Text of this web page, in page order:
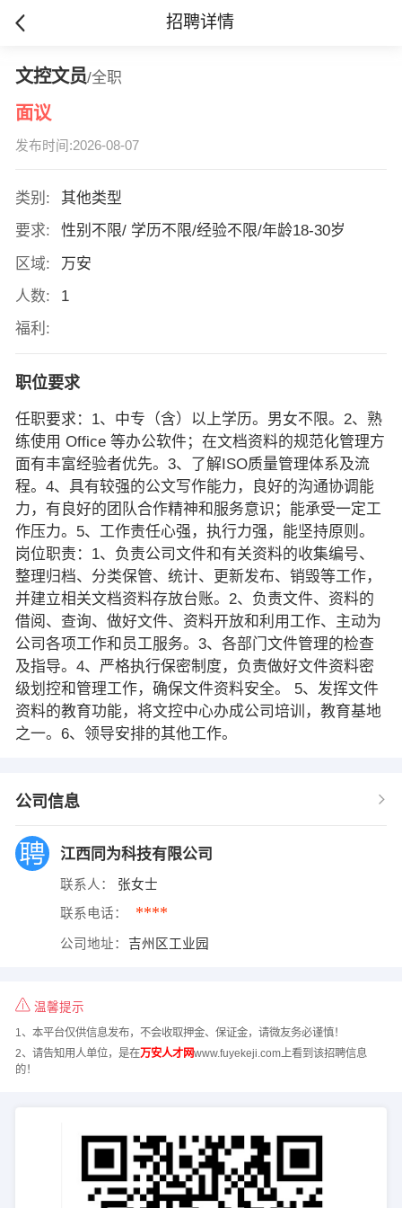
招聘详情
文控文员/全职
面议
发布时间:2026-08-07
类别:
其他类型
要求:
性别不限/ 学历不限/经验不限/年龄18-30岁
区域:
万安
人数:
1
福利:
职位要求
任职要求：1、中专（含）以上学历。男女不限。2、熟
练使用 Office 等办公软件；在文档资料的规范化管理方
面有丰富经验者优先。3、了解ISO质量管理体系及流
程。4、具有较强的公文写作能力，良好的沟通协调能
力，有良好的团队合作精神和服务意识；能承受一定工
作压力。5、工作责任心强，执行力强，能坚持原则。
岗位职责：1、负责公司文件和有关资料的收集编号、
整理归档、分类保管、统计、更新发布、销毁等工作，
并建立相关文档资料存放台账。2、负责文件、资料的
借阅、查询、做好文件、资料开放和利用工作、主动为
公司各项工作和员工服务。3、各部门文件管理的检查
及指导。4、严格执行保密制度，负责做好文件资料密
级划控和管理工作，确保文件资料安全。 5、发挥文件
资料的教育功能，将文控中心办成公司培训，教育基地
之一。6、领导安排的其他工作。
公司信息
江西同为科技有限公司
联系人： 张女士
联系电话： ****
公司地址： 吉州区工业园
温馨提示
1、本平台仅供信息发布，不会收取押金、保证金，请微友务必谨慎！
2、请告知用人单位，是在万安人才网www.fuyekeji.com上看到该招聘信息
的！